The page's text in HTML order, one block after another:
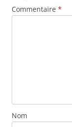
Commentaire *
Nom